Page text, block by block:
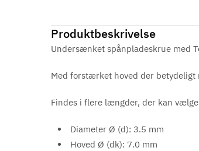
Produktbeskrivelse
Undersænket spånpladeskrue med
Med forstærket hoved der
Findes i flere længder, der kan
Diameter Ø (d): 3.5 mm
Hoved Ø (dk): 7.0 mm